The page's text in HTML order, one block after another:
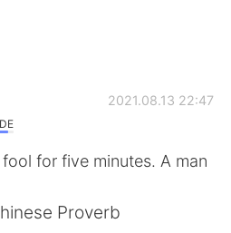
App
DE
2021.08.13 22:47
fool for five minutes. A man
Proverb